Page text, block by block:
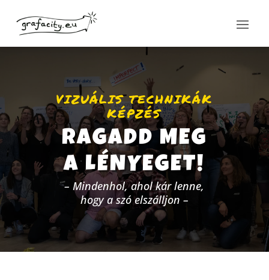
VIZUÁLIS TECHNIKÁK
KÉPZÉS
RAGADD MEG
A LÉNYEGET!
– Mindenhol, ahol kár lenne,
hogy a szó elszálljon –